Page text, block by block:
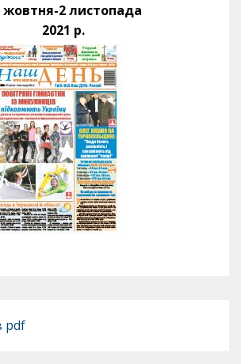
жовтня-2 листопада
2021 р.
pdf